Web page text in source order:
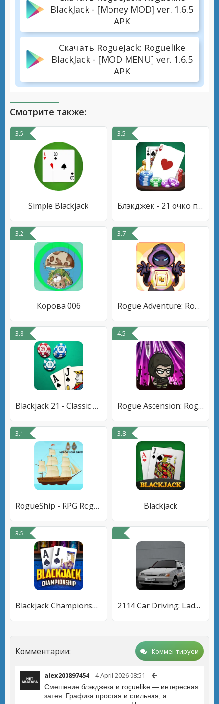
BlackJack - [Money MOD] ver. 1.6.5
APK
Скачать RogueJack: Roguelike
BlackJack - [MOD MENU] ver. 1.6.5
APK
Смотрите также:
3.5
Simple Blackjack
3.5
Блэкджек - 21 очко покер игра
3.2
Корова 006
3.7
Rogue Adventure: Roguelike RPG
3.8
Blackjack 21 - Classic Casino
4.5
Rogue Ascension: Roguelike RPG
3.1
RogueShip - RPG Roguelike Card
3.8
Blackjack
3.5
Blackjack Championship 2114 Car Driving: Lada sedan
Комментарии: Комментируем
alex200897454 4 April 2026 08:51
Смешение блэкджека и roguelike — интересная
затея. Графика простая и стильная, а